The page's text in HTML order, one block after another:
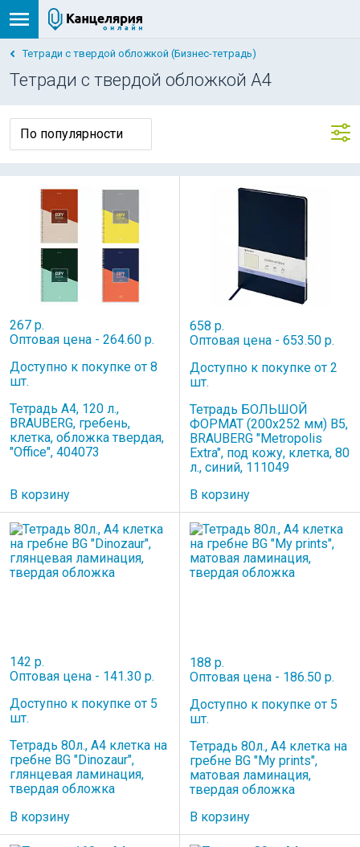
Тетради с твердой обложкой (Бизнес-тетрадь)
Тетради с твердой обложкой А4
267 р.
Оптовая цена - 264.60 р.
Доступно к покупке от 8
шт.
Тетрадь А4, 120 л.,
BRAUBERG, гребень,
клетка, обложка твердая,
"Office", 404073
В корзину
658 р.
Оптовая цена - 653.50 р.
Доступно к покупке от 2
шт.
Тетрадь БОЛЬШОЙ
ФОРМАТ (200x252 мм) В5,
BRAUBERG "Metropolis
Extra", под кожу, клетка, 80
л., синий, 111049
В корзину
142 р.
Оптовая цена - 141.30 р.
Доступно к покупке от 5
шт.
Тетрадь 80л., А4 клетка на
гребне BG "Dinozaur",
глянцевая ламинация,
твердая обложка
В корзину
188 р.
Оптовая цена - 186.50 р.
Доступно к покупке от 5
шт.
Тетрадь 80л., А4 клетка на
гребне BG "My prints",
матовая ламинация,
твердая обложка
В корзину